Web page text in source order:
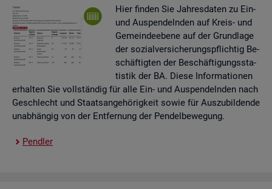
Hier fin­den Sie Jah­res­da­ten zu Ein-
und Aus­pen­deln­den auf Kreis- und
Ge­mein­de­ebe­ne auf der Grund­la­ge
der so­zi­al­ver­si­che­rungs­pflich­tig Be­
schäf­tig­ten der Be­schäf­ti­gungs­sta­
tis­tik der BA. Diese In­for­ma­tio­nen
er­hal­ten Sie voll­stän­dig für alle Ein- und Aus­pen­deln­den nach
Ge­schlecht und Staats­an­ge­hö­rig­keit sowie für Aus­zu­bil­den­de
un­ab­hän­gig von der Ent­fer­nung der Pen­del­be­we­gung.
Pend­ler